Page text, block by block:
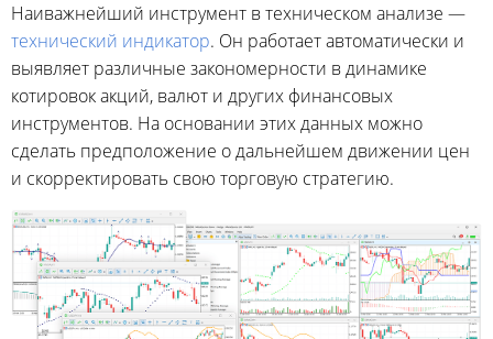
Наиважнейший инструмент в техническом анализе —
технический индикатор. Он работает автоматически и
выявляет различные закономерности в динамике
котировок акций, валют и других финансовых
инструментов. На основании этих данных можно
сделать предположение о дальнейшем движении цен
и скорректировать свою торговую стратегию.